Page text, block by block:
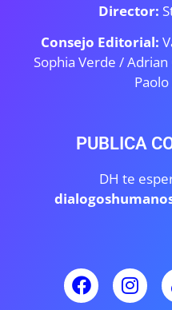
Director:
Consejo Editorial:
Sophia Verde /Adrian
PUBLICA
DH te